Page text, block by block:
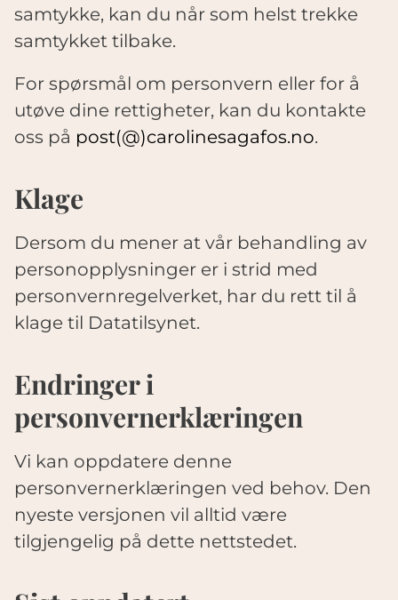
samtykke, kan du når som helst trekke
samtykket tilbake.
For spørsmål om personvern eller for å
utøve dine rettigheter, kan du kontakte
oss på post(@)carolinesagafos.no.
Klage
Dersom du mener at vår behandling av
personopplysninger er i strid med
personvernregelverket, har du rett til å
klage til Datatilsynet.
Endringer i
personvernerklæringen
Vi kan oppdatere denne
personvernerklæringen ved behov. Den
nyeste versjonen vil alltid være
tilgjengelig på dette nettstedet.